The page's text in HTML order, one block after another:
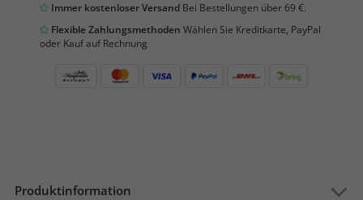
Immer kostenloser Versand Bei Bestellungen über 69 €.
Flexible Zahlungsmethoden Wählen Sie Kreditkarte, PayPal
oder Kauf auf Rechnung
Produktinformation